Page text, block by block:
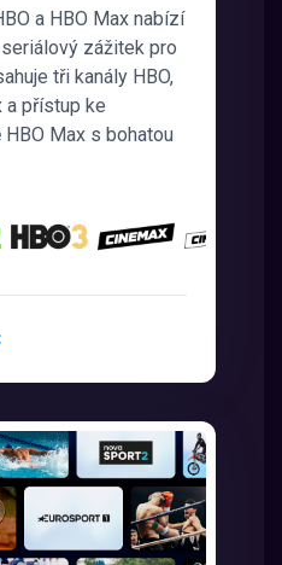
a HBO Max nabízí
zážitek pro
tři kanály HBO,
a přístup ke
Max s bohatou